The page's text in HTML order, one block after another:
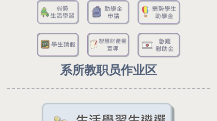
系所教职员作业区